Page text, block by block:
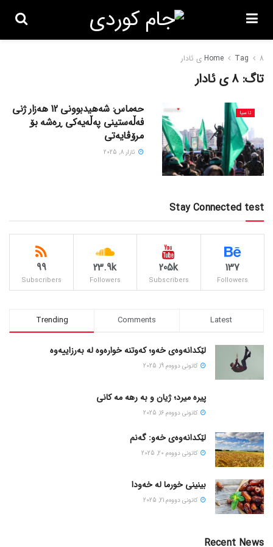
Home Tag 8 ی ئادار
تاگ: 8 ی ئادار
ئاسیا
حەماس: شەهیدبوونی 12 هەزار ژنی
فەڵەستینی پەڵەیەکی ڕەشە بۆ
مرۆڤایەتی
ئازار 8, 2025
Stay Connected test
137
Followers
205k
Subscribers
23.9k
Followers
99
Subscribers
Trending Comments Latest
لێکدانەوەی خەو؛ کەوتنە خوارەوە لە بەرزاییەوە
كانونی دووه‌م 19, 2025
پیره میرد؛ ژیان و به رهه مه کانی
كانونی دووه‌م 16, 2025
لێکدانەوەی خەو: گەنم
كانونی دووه‌م 20, 2025
بینینی خورما لە خەودا
كانونی دووه‌م 21, 2025
Recent News